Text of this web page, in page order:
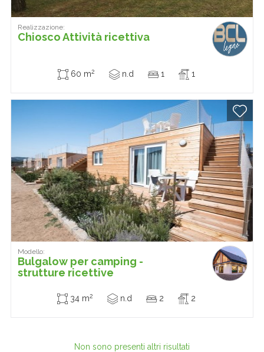
Realizzazione:
Chiosco Attività ricettiva
60 m2 n.d 1 1
Modello:
Bulgalow per camping -
strutture ricettive
34 m2 n.d 2 2
Non sono presenti altri risultati